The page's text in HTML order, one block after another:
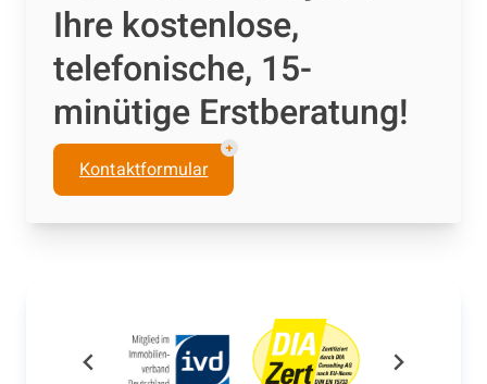
Ihre kostenlose,
telefonische, 15-
minütige Erstberatung!
Kontaktformular